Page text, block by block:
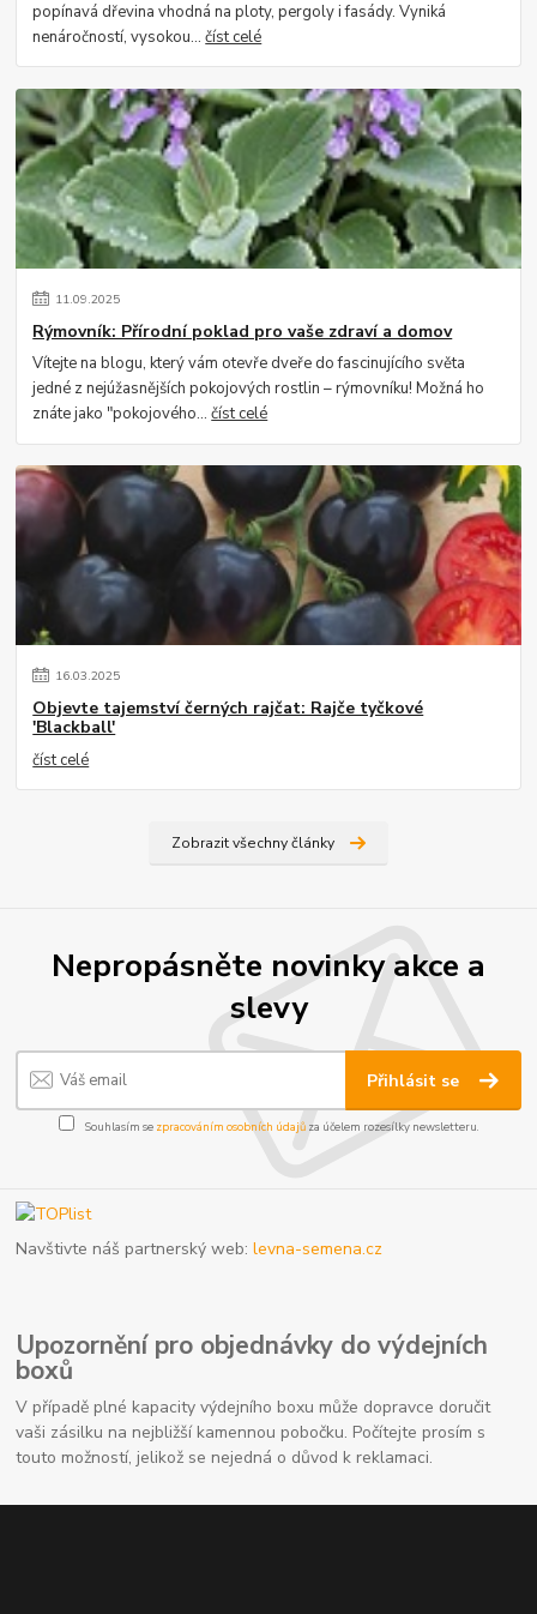
popínavá dřevina vhodná na ploty, pergoly i fasády. Vyniká
nenáročností, vysokou...číst celé
11.09.2025
Rýmovník: Přírodní poklad pro vaše zdraví a domov
Vítejte na blogu, který vám otevře dveře do fascinujícího světa
jedné z nejúžasnějších pokojových rostlin – rýmovníku! Možná ho
znáte jako "pokojového...číst celé
16.03.2025
Objevte tajemství černých rajčat: Rajče tyčkové
'Blackball'
číst celé
Zobrazit všechny články
Nepropásněte novinky akce a
slevy
Přihlásit se
Souhlasím se zpracováním osobních údajůza účelem rozesílky newsletteru.
Navštivte náš partnerský web:levna-semena.cz
Upozornění pro objednávky do výdejních
boxů
V případě plné kapacity výdejního boxu může dopravce doručit
vaši zásilku na nejbližší kamennou pobočku. Počítejte prosím s
touto možností, jelikož se nejedná o důvod k reklamaci.